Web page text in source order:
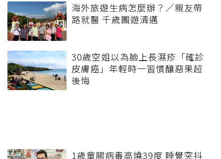
海外旅遊生病怎麼辦？／親友帶
路就醫 千歲團遊清邁
30歲空姐以為臉上長濕疹「確診
皮膚癌」年輕時一習慣釀惡果超
後悔
1歲童腸病毒高燒39度 睡覺突抖